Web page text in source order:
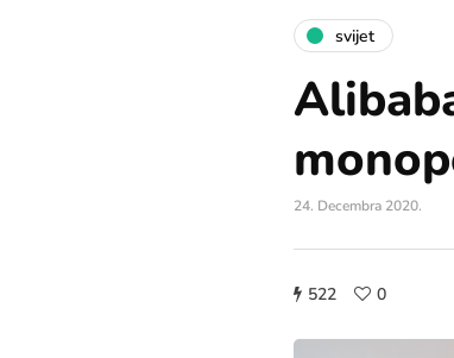
svijet
24. Decembra 2020.
522 0